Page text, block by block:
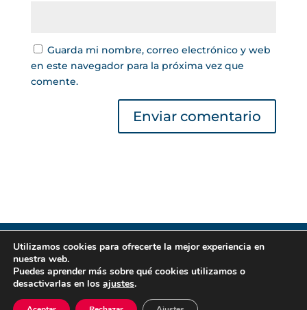
Guarda mi nombre, correo electrónico y web
en este navegador para la próxima vez que
comente.
Gestor de Créditos © 2022 | Lea nuestraPolítica
de Privacidad|Política de Cookies. Todos los
derechos reservados.
Utilizamos cookies para ofrecerte la mejor experiencia en
nuestra web.
Puedes aprender más sobre qué cookies utilizamos o
desactivarlas en los ajustes.